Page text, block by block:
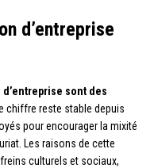
d’entreprise
d’entreprise sont des
chiffre reste stable depuis
pour encourager la mixité
Les raisons de cette
culturels et sociaux,